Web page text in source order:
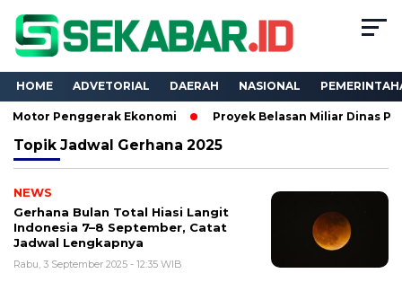
HOME ADVETORIAL DAERAH NASIONAL
Penggerak Ekonomi Proyek Belasan Miliar Dinas PKPCK
Topik Jadwal Gerhana 2025
NEWS
Gerhana Bulan Total Hiasi Langit
Indonesia 7–8 September, Catat
Jadwal Lengkapnya
Rabu, 3 September 2025 - 12:35 WIB